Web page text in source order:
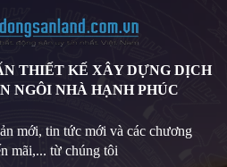
THIẾT KẾ XÂY DỰNG DỊCH
NGÔI NHÀ HẠNH PHÚC
mới, tin tức mới và các chương
mãi,... từ chúng tôi